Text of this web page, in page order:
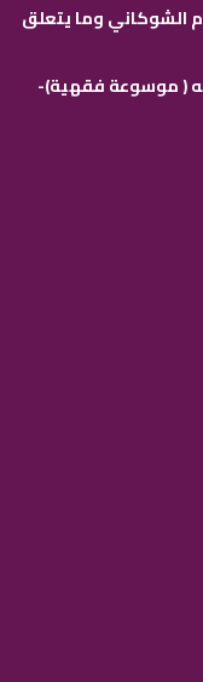
الشوكاني وما يتعلق
( موسوعة فقهية)-